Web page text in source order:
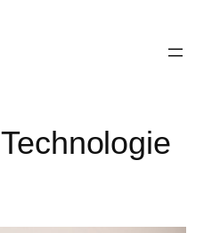
Technologie